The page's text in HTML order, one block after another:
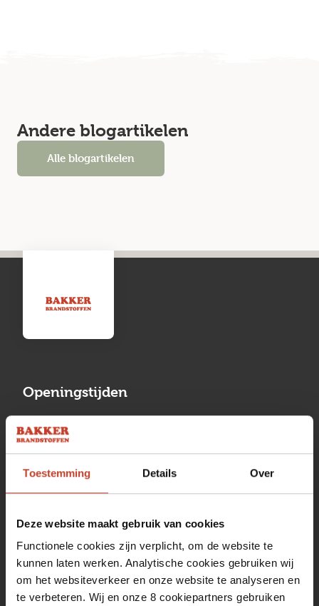
Toestemming Details Over
Deze website maakt gebruik van cookies
Functionele cookies zijn verplicht, om de website te
kunnen laten werken. Analytische cookies gebruiken wij
om het websiteverkeer en onze website te analyseren en
te verbeteren. Wij en onze 8 cookiepartners gebruiken
Andere blogartikelen
Alle blogartikelen
Openingstijden
Maandag
Woensdag
Donderdag
08:00 tot 17:00
Vrijdag
08:00 tot 17:00
Zaterdag
09:30 tot 12:00
Zondag
Gesloten